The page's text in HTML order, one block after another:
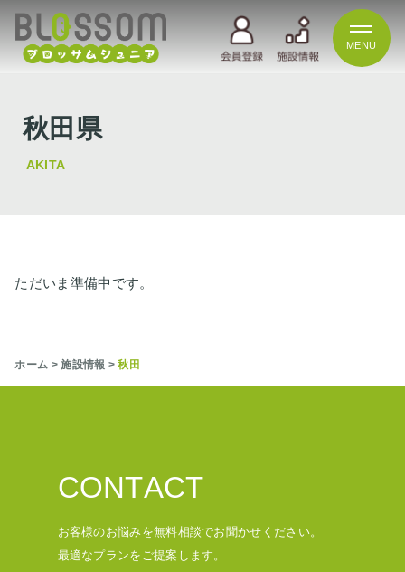
MENU
秋田県
AKITA
ただいま準備中です。
ホーム >施設情報 >秋田
CONTACT
お客様のお悩みを無料相談でお聞かせください。
最適なプランをご提案します。